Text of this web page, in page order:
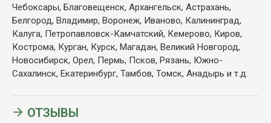
Чебоксары, Благовещенск, Архангельск, Астрахань,
Белгород, Владимир, Воронеж, Иваново, Калининград,
Калуга, Петропавловск-Камчатский, Кемерово, Киров,
Кострома, Курган, Курск, Магадан, Великий Новгород,
Новосибирск, Орел, Пермь, Псков, Рязань, Южно-
Сахалинск, Екатеринбург, Тамбов, Томск, Анадырь и т.д.
ОТЗЫВЫ